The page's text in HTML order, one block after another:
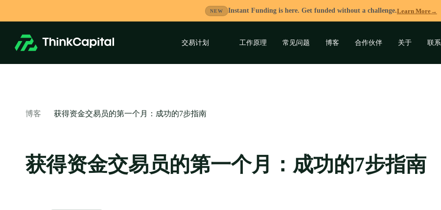
NEW Instant Funding is here. Get funded without a challenge.Learn More→
交易计划 工作原理 常见问题 博客 合作伙伴 关于 联系
博客 获得资金交易员的第一个月：成功的7步指南
获得资金交易员的第一个月：成功的7步指南